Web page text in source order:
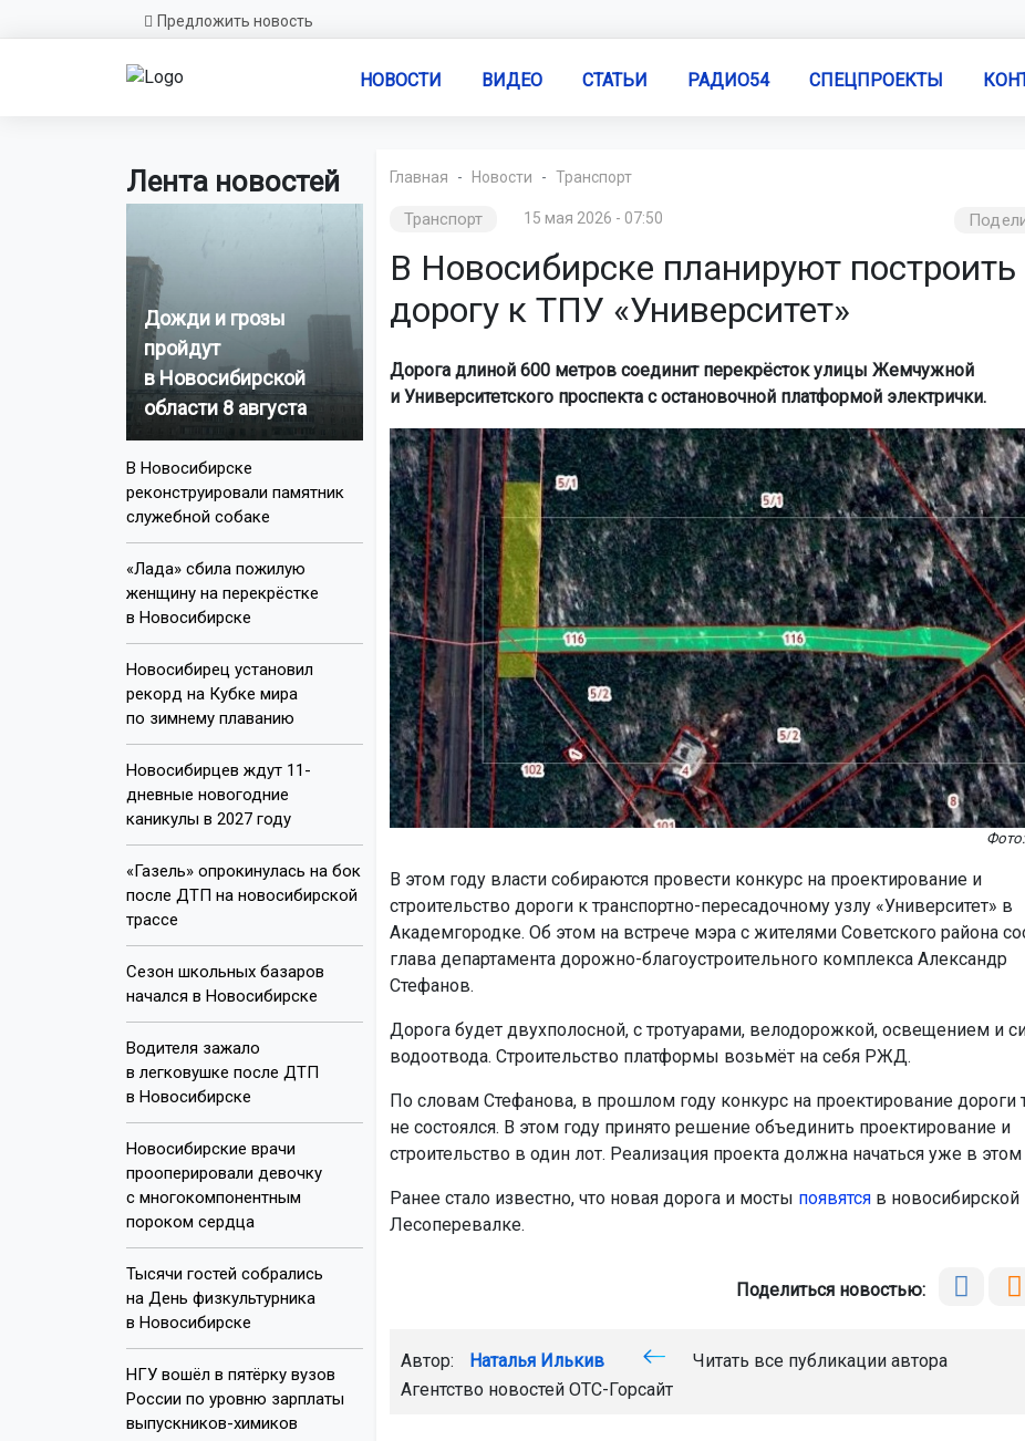
Предложить новость
НОВОСТИ ВИДЕО СТАТЬИ РАДИО54 СПЕЦПРОЕКТЫ
Лента новостей
Дожди и грозы
пройдут
в Новосибирской
области 8 августа
В Новосибирске
реконструировали памятник
служебной собаке
«Лада» сбила пожилую
женщину на перекрёстке
в Новосибирске
Новосибирец установил
рекорд на Кубке мира
по зимнему плаванию
Новосибирцев ждут 11-
дневные новогодние
каникулы в 2027 году
«Газель» опрокинулась на бок
после ДТП на новосибирской
трассе
Сезон школьных базаров
начался в Новосибирске
Водителя зажало
в легковушке после ДТП
в Новосибирске
Новосибирские врачи
прооперировали девочку
с многокомпонентным
пороком сердца
Тысячи гостей собрались
на День физкультурника
в Новосибирске
НГУ вошёл в пятёрку вузов
России по уровню зарплаты
выпускников-химиков
Главная Новости Транспорт
Транспорт 15 мая 2026 - 07:50
В Новосибирске планируют построить
дорогу к ТПУ «Университет»
Дорога длиной 600 метров соединит перекрёсток улицы Жемчужной
и Университетского проспекта с остановочной платформой электрички.
В этом году власти собираются провести конкурс на проектирование и
строительство дороги к транспортно-пересадочному узлу «Университет» в
Академгородке. Об этом на встрече мэра с жителями Советского района
глава департамента дорожно-благоустроительного комплекса Александр
Стефанов.
Дорога будет двухполосной, с тротуарами, велодорожкой, освещением и
водоотвода. Строительство платформы возьмёт на себя РЖД.
По словам Стефанова, в прошлом году конкурс на проектирование
не состоялся. В этом году принято решение объединить проектирование и
строительство в один лот. Реализация проекта должна начаться уже в этом
Ранее стало известно, что новая дорога и мосты появятсяв новосибирской
Лесоперевалке.
Поделиться новостью:
Автор: Наталья Илькив
Читать все публикации автора
Агентство новостей ОТС-Горсайт